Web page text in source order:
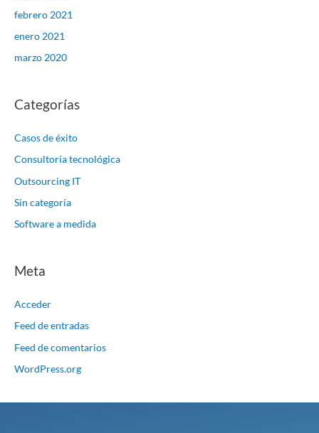
febrero 2021
enero 2021
marzo 2020
Categorías
Casos de éxito
Consultoría tecnológica
Outsourcing IT
Sin categoría
Software a medida
Meta
Acceder
Feed de entradas
Feed de comentarios
WordPress.org